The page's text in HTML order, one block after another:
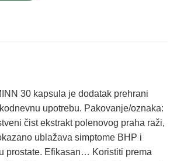
30 kapsula je dodatak prehrani
upotrebu. Pakovanje/oznaka:
čist ekstrakt polenovog praha raži,
ublažava simptome BHP i
prostate. Efikasan… Koristiti prema